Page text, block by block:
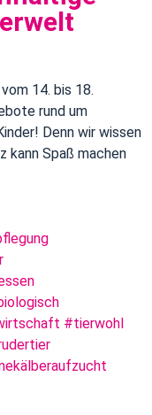
14. bis 18.
rund um
Denn wir wissen
kann Spaß machen
#tierwohl